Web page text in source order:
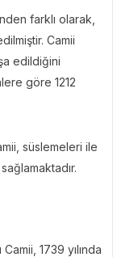
farklı olarak,
Camii
edildiğini
göre 1212
süslemeleri ile
1739 yılında